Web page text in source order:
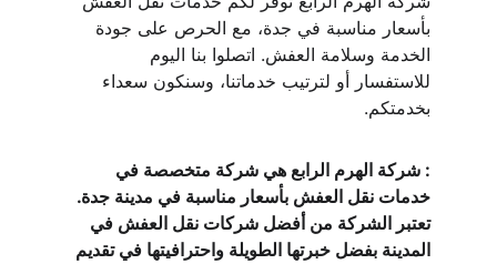
بأسعار مناسبة في جدة، مع الحرص على جودة
الخدمة وسلامة العفش. اتصلوا بنا اليوم
للاستفسار أو لترتيب خدماتنا، وسنكون سعداء
بخدمتكم.
: شركة الهرم الرابع هي شركة متخصصة في
خدمات نقل العفش بأسعار مناسبة في مدينة جدة.
تعتبر الشركة من أفضل شركات نقل العفش في
المدينة بفضل خبرتها الطويلة واحترافيتها في تقديم